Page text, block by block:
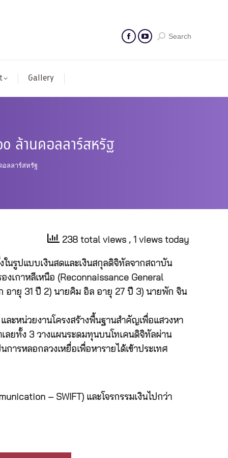
Search
Gallery
ล้านดอลลาร์สหรัฐ
อลลาร์สหรัฐ
238 total views , 1 views today
นรูปแบบเงินสดและเงินสกุลดิจิทัลจากสถาบัน
งเกาหลีเหนือ (Reconnaissance General
อายุ 31 ปี 2) นายคิม อิล อายุ 27 ปี 3) นายพัก จิน
ละหน่วยงานโครงสร้างพื้นฐานสำคัญเพื่อแสวงหา
ลยทั้ง 3 วางแผนระดมทุนบนโทเคนดิจิทัลผ่าน
ารหลอกลวงเหยื่อเพื่อหารายได้เข้าประเทศ
– SWIFT) และโจรกรรมเงินไปกว่า